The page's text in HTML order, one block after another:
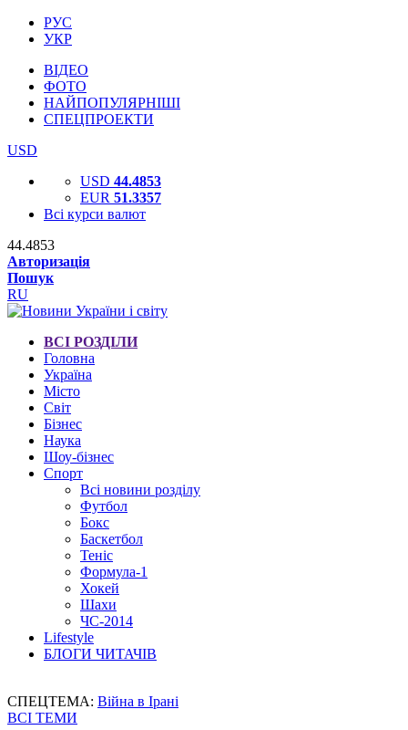
РУС
УКР
ВІДЕО
ФОТО
НАЙПОПУЛЯРНІШІ
СПЕЦПРОЕКТИ
USD
USD 44.4853
EUR 51.3357
Всі курси валют
44.4853
Авторизація
Пошук
RU
ВСІ РОЗДІЛИ
Головна
Україна
Місто
Світ
Бізнес
Наука
Шоу-бізнес
Спорт
Всі новини розділу
Футбол
Бокс
Баскетбол
Теніс
Формула-1
Хокей
Шахи
ЧС-2014
Lifestyle
БЛОГИ ЧИТАЧІВ
СПЕЦТЕМА: Війна в Ірані
ВСІ ТЕМИ